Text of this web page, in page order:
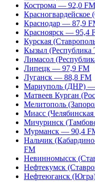
Кострома — 92,0 FM
Краснодар — 87,9
Красноярск — 95,4
Курская
Кызыл
Лимасол
Липецк — 97,9 FM
Луганск — 88,8 FM
Мариуполь (ДНР) —
Матвеев Курган
Мелитополь
Миасс
Мичуринск
Мурманск — 90,4
Нальчик
FM
Невинномысск
Нефтекумск
Нефтеюганск